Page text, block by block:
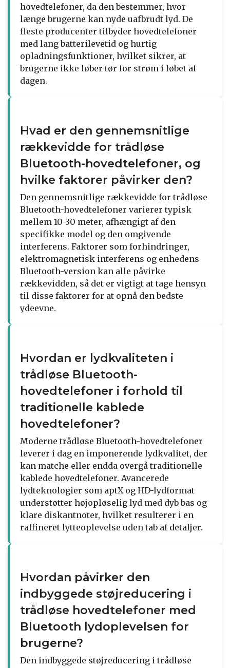
hovedtelefoner, da den bestemmer, hvor
længe brugerne kan nyde uafbrudt lyd. De
fleste producenter tilbyder hovedtelefoner
med lang batterilevetid og hurtig
opladningsfunktioner, hvilket sikrer, at
brugerne ikke løber tør for strøm i løbet af
dagen.
Hvad er den gennemsnitlige
rækkevidde for trådløse
Bluetooth-hovedtelefoner, og
hvilke faktorer påvirker den?
Den gennemsnitlige rækkevidde for trådløse
Bluetooth-hovedtelefoner varierer typisk
mellem 10-30 meter, afhængigt af den
specifikke model og den omgivende
interferens. Faktorer som forhindringer,
elektromagnetisk interferens og enhedens
Bluetooth-version kan alle påvirke
rækkevidden, så det er vigtigt at tage hensyn
til disse faktorer for at opnå den bedste
ydeevne.
Hvordan er lydkvaliteten i
trådløse Bluetooth-
hovedtelefoner i forhold til
traditionelle kablede
hovedtelefoner?
Moderne trådløse Bluetooth-hovedtelefoner
leverer i dag en imponerende lydkvalitet, der
kan matche eller endda overgå traditionelle
kablede hovedtelefoner. Avancerede
lydteknologier som aptX og HD-lydformat
understøtter højopløselig lyd med dyb bas og
klare diskantnoter, hvilket resulterer i en
raffineret lytteoplevelse uden tab af detaljer.
Hvordan påvirker den
indbyggede støjreducering i
trådløse hovedtelefoner med
Bluetooth lydoplevelsen for
brugerne?
Den indbyggede støjreducering i trådløse